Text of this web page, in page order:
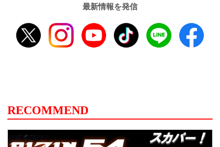
最新情報を発信
RECOMMEND